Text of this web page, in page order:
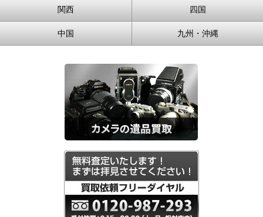
関西 四国
中国 九州・沖縄